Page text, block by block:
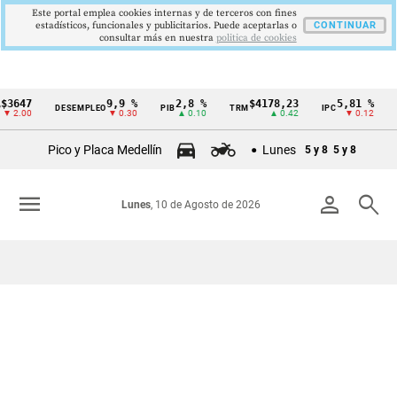
Cintillo
Colombia
DESEMPLEO 9,9 %
▼ 0.30
PIB2,8 %
▲ 0.10
TRM $4178,23
▲ 0.42
5,81 %
▼ 0.12
Pico y Placa Medellín Lunes 5 y 8 5 y 8
person search
Lunes, 10 de Agosto de 2026
menu
Este portal emplea cookies internas y de terceros con fines
estadísticos, funcionales y publicitarios. Puede aceptarlas o
consultar más en nuestra politica de cookies
CONTINUAR